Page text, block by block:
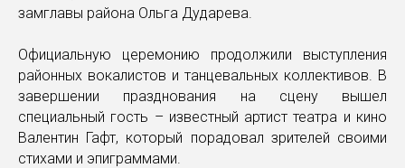
замглавы района Ольга Дударева.
Официальную церемонию продолжили выступления
районных вокалистов и танцевальных коллективов. В
завершении празднования на сцену вышел
специальный гость – известный артист театра и кино
Валентин Гафт, который порадовал зрителей своими
стихами и эпиграммами.